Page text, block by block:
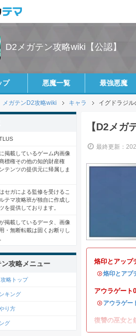
D2メガテン攻略wiki【公認】
プ 悪魔一覧 最強悪魔
メガテンD2攻略wiki キャラ イグドラジ
【D2メガ
最終更新：
烙印とアップ
・烙印とアプ
アウラゲート
・ アウラゲー
復讐の巫女と
掲載しているゲーム内画像
標権その他の知的財産権
テンツの提供元に帰属しま
セガによる監修を受けるこ
テマ攻略班が独自に作成し
を提供しております。
掲載しているデータ、画像
・無断転載は固くお断りし
攻略メニュー
略トップ
キング
り方
グ